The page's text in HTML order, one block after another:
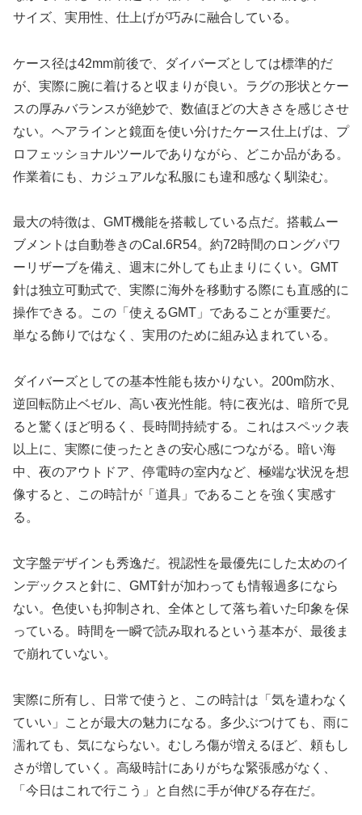
サイズ、実用性、仕上げが巧みに融合している。
ケース径は42mm前後で、ダイバーズとしては標準的だ
が、実際に腕に着けると収まりが良い。ラグの形状とケー
スの厚みバランスが絶妙で、数値ほどの大きさを感じさせ
ない。ヘアラインと鏡面を使い分けたケース仕上げは、プ
ロフェッショナルツールでありながら、どこか品がある。
作業着にも、カジュアルな私服にも違和感なく馴染む。
最大の特徴は、GMT機能を搭載している点だ。搭載ムー
ブメントは自動巻きのCal.6R54。約72時間のロングパワ
ーリザーブを備え、週末に外しても止まりにくい。GMT
針は独立可動式で、実際に海外を移動する際にも直感的に
操作できる。この「使えるGMT」であることが重要だ。
単なる飾りではなく、実用のために組み込まれている。
ダイバーズとしての基本性能も抜かりない。200m防水、
逆回転防止ベゼル、高い夜光性能。特に夜光は、暗所で見
ると驚くほど明るく、長時間持続する。これはスペック表
以上に、実際に使ったときの安心感につながる。暗い海
中、夜のアウトドア、停電時の室内など、極端な状況を想
像すると、この時計が「道具」であることを強く実感す
る。
文字盤デザインも秀逸だ。視認性を最優先にした太めのイ
ンデックスと針に、GMT針が加わっても情報過多になら
ない。色使いも抑制され、全体として落ち着いた印象を保
っている。時間を一瞬で読み取れるという基本が、最後ま
で崩れていない。
実際に所有し、日常で使うと、この時計は「気を遣わなく
ていい」ことが最大の魅力になる。多少ぶつけても、雨に
濡れても、気にならない。むしろ傷が増えるほど、頼もし
さが増していく。高級時計にありがちな緊張感がなく、
「今日はこれで行こう」と自然に手が伸びる存在だ。